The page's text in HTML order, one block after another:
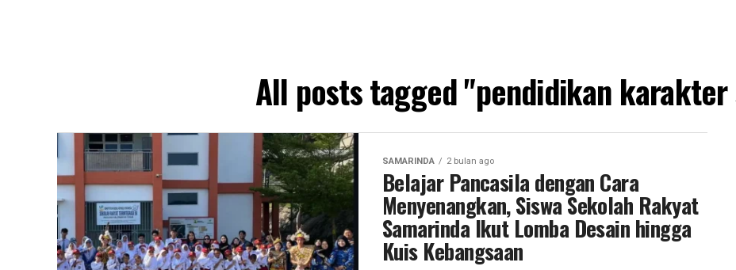
All posts tagged "pendidikan karakter
SAMARINDA 2 bulan ago
Belajar Pancasila dengan Cara
Menyenangkan, Siswa Sekolah Rakyat
Samarinda Ikut Lomba Desain hingga
Kuis Kebangsaan